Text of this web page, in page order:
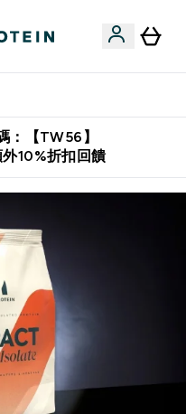
：【TW56】
10%折扣回饋